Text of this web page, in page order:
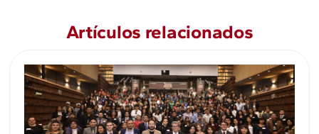
Artículos relacionados